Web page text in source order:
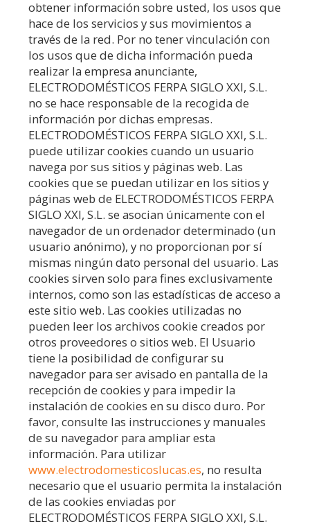
obtener información sobre usted, los usos que
hace de los servicios y sus movimientos a
través de la red. Por no tener vinculación con
los usos que de dicha información pueda
realizar la empresa anunciante,
ELECTRODOMÉSTICOS FERPA SIGLO XXI, S.L.
no se hace responsable de la recogida de
información por dichas empresas.
ELECTRODOMÉSTICOS FERPA SIGLO XXI, S.L.
puede utilizar cookies cuando un usuario
navega por sus sitios y páginas web. Las
cookies que se puedan utilizar en los sitios y
páginas web de ELECTRODOMÉSTICOS FERPA
SIGLO XXI, S.L. se asocian únicamente con el
navegador de un ordenador determinado (un
usuario anónimo), y no proporcionan por sí
mismas ningún dato personal del usuario. Las
cookies sirven solo para fines exclusivamente
internos, como son las estadísticas de acceso a
este sitio web. Las cookies utilizadas no
pueden leer los archivos cookie creados por
otros proveedores o sitios web. El Usuario
tiene la posibilidad de configurar su
navegador para ser avisado en pantalla de la
recepción de cookies y para impedir la
instalación de cookies en su disco duro. Por
favor, consulte las instrucciones y manuales
de su navegador para ampliar esta
información. Para utilizar
www.electrodomesticoslucas.es, no resulta
necesario que el usuario permita la instalación
de las cookies enviadas por
ELECTRODOMÉSTICOS FERPA SIGLO XXI, S.L.